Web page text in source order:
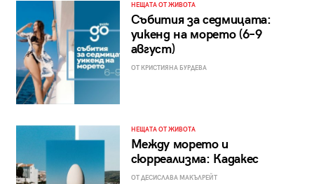
НЕЩАТА ОТ ЖИВОТА
Събития за седмицата:
уикенд на морето (6–9
август)
ОТ КРИСТИЯНА БУРДЕВА
НЕЩАТА ОТ ЖИВОТА
Между морето и
сюрреализма: Кадакес
ОТ ДЕСИСЛАВА МАКЪЛРЕЙТ